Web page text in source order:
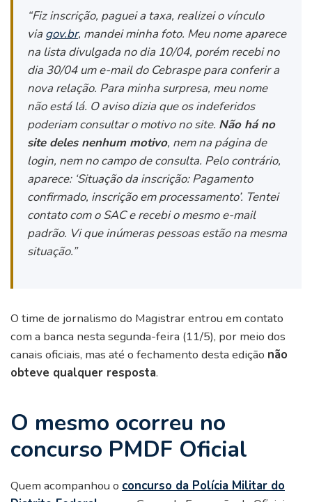
“Fiz inscrição, paguei a taxa, realizei o vínculo
via gov.br, mandei minha foto. Meu nome aparece
na lista divulgada no dia 10/04, porém recebi no
dia 30/04 um e-mail do Cebraspe para conferir a
nova relação. Para minha surpresa, meu nome
não está lá. O aviso dizia que os indeferidos
poderiam consultar o motivo no site. Não há no
site deles nenhum motivo, nem na página de
login, nem no campo de consulta. Pelo contrário,
aparece: ‘Situação da inscrição: Pagamento
confirmado, inscrição em processamento’. Tentei
contato com o SAC e recebi o mesmo e-mail
padrão. Vi que inúmeras pessoas estão na mesma
situação.”
O time de jornalismo do Magistrar entrou em contato
com a banca nesta segunda-feira (11/5), por meio dos
canais oficiais, mas até o fechamento desta edição não
obteve qualquer resposta.
O mesmo ocorreu no
concurso PMDF Oficial
Quem acompanhou o concurso da Polícia Militar do